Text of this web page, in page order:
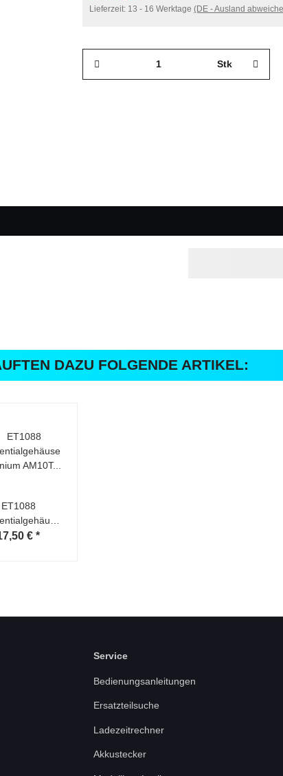
Lieferzeit: 13 - 16 Werktage (DE - Ausland
Stk
DAZU FOLGENDE ARTIKEL:
ET1088
AM10T
€*
Service
Bedienungsanleitungen
Ersatzteilsuche
Ladezeitrechner
Akkustecker